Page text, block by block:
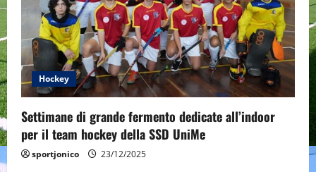
Hockey
Settimane di grande fermento dedicate all’indoor
per il team hockey della SSD UniMe
sportjonico 23/12/2025